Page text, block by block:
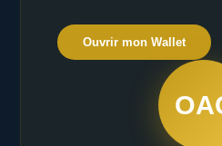
Ouvrir mon Wallet